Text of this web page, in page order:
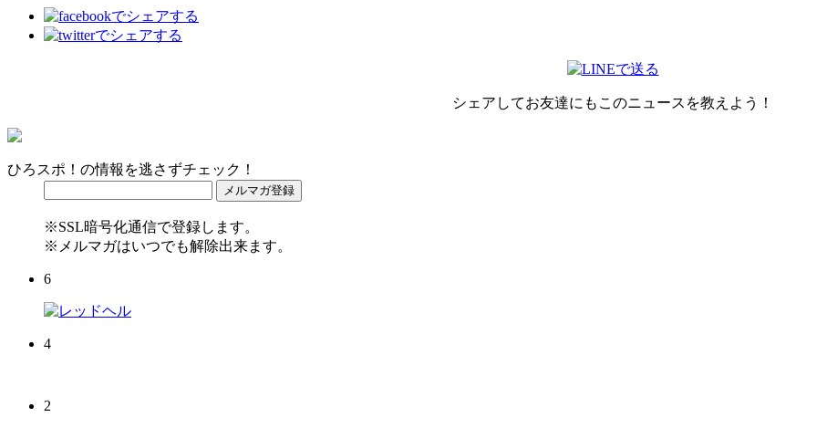
シェアしてお友達にもこのニュースを教えよう！
ひろスポ！の情報を逃さずチェック！
※SSL暗号化通信で登録します。
※メルマガはいつでも解除出来ます。
6
4
2